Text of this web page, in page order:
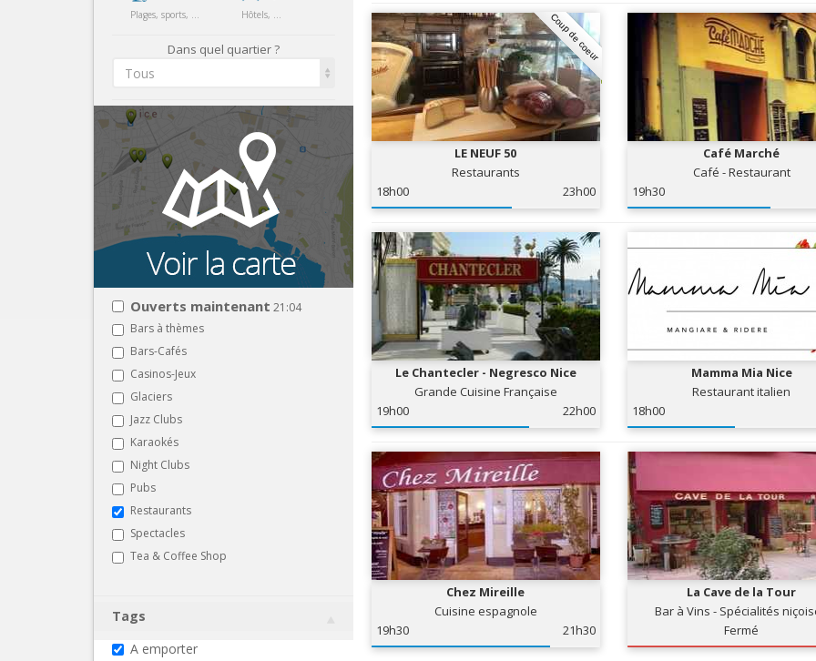
Plages, sports, ... Hôtels, ...
Dans quel quartier ?
Tous
Ouverts maintenant 21:04
Bars à thèmes
Bars-Cafés
Casinos-Jeux
Glaciers
Jazz Clubs
Karaokés
Night Clubs
Pubs
Restaurants
Spectacles
Tea & Coffee Shop
Tags
A emporter
Coup de coeur
LE NEUF 50
Restaurants
18h00
23h00
Café Marché
Café - Restaurant
19h30
Le Chantecler - Negresco Nice
Grande Cuisine Française
19h00
22h00
Mamma Mia Nice
Restaurant italien
18h00
Chez Mireille
Cuisine espagnole
19h30
21h30
La Cave de la Tour
Bar à Vins - Spécialités
Fermé